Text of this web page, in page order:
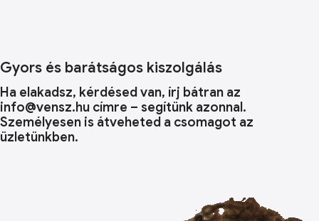
Gyors és barátságos kiszolgálás
Ha elakadsz, kérdésed van, írj bátran az
info@vensz.hu címre – segítünk azonnal.
Személyesen is átveheted a csomagot az
üzletünkben.